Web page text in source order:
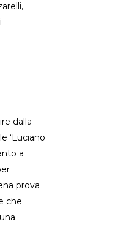
dalla
‘Luciano
a
prova
che